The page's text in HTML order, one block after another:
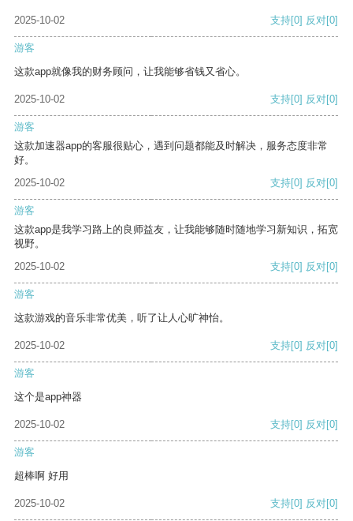
2025-10-02 支持[0] 反对[0]
游客
这款app就像我的财务顾问，让我能够省钱又省心。
2025-10-02 支持[0] 反对[0]
游客
这款加速器app的客服很贴心，遇到问题都能及时解决，服务态度非常
好。
2025-10-02
支持[0] 反对[0]
游客
这款app是我学习路上的良师益友，让我能够随时随地学习新知识，拓宽
视野。
2025-10-02
支持[0] 反对[0]
游客
这款游戏的音乐非常优美，听了让人心旷神怡。
2025-10-02 支持[0] 反对[0]
游客
这个是app神器
2025-10-02 支持[0] 反对[0]
游客
超棒啊 好用
2025-10-02 支持[0] 反对[0]